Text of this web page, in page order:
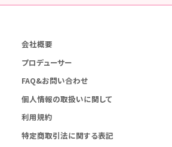
会社概要
プロデューサー
FAQ&お問い合わせ
個人情報の取扱いに関して
利用規約
特定商取引法に関する表記